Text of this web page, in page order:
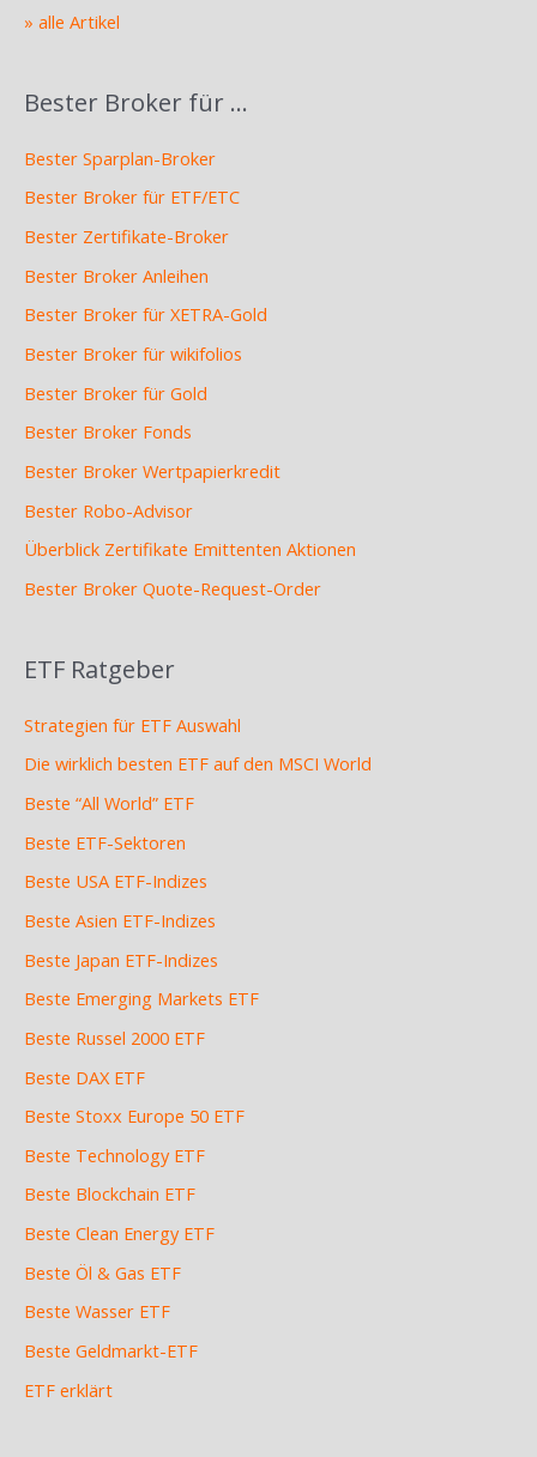
» alle Artikel
Bester Broker für …
Bester Sparplan-Broker
Bester Broker für ETF/ETC
Bester Zertifikate-Broker
Bester Broker Anleihen
Bester Broker für XETRA-Gold
Bester Broker für wikifolios
Bester Broker für Gold
Bester Broker Fonds
Bester Broker Wertpapierkredit
Bester Robo-Advisor
Überblick Zertifikate Emittenten Aktionen
Bester Broker Quote-Request-Order
ETF Ratgeber
Strategien für ETF Auswahl
Die wirklich besten ETF auf den MSCI World
Beste “All World” ETF
Beste ETF-Sektoren
Beste USA ETF-Indizes
Beste Asien ETF-Indizes
Beste Japan ETF-Indizes
Beste Emerging Markets ETF
Beste Russel 2000 ETF
Beste DAX ETF
Beste Stoxx Europe 50 ETF
Beste Technology ETF
Beste Blockchain ETF
Beste Clean Energy ETF
Beste Öl & Gas ETF
Beste Wasser ETF
Beste Geldmarkt-ETF
ETF erklärt